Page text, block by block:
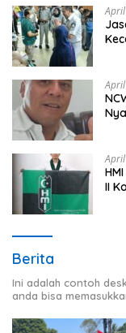
II
Berita
Ini adalah contoh
anda bisa